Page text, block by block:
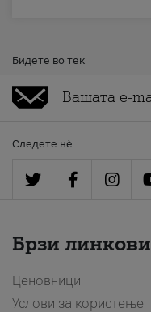
Бидете во тек
Следете нè
Брзи линкови
Ценовници
Услови за користење